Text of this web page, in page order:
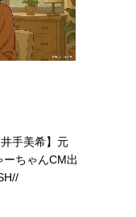
手美希】元
ちゃんCM出